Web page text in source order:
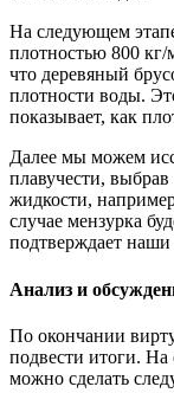
На следующем
плотностью 800
что деревяный
плотности воды.
показывает, как
Далее мы можем
плавучести,
жидкости,
случае мензурка
подтверждает
Анализ и
По окончании
подвести итоги.
можно сделать